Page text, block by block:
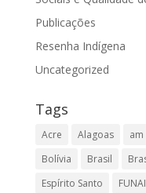
Publicações
Resenha Indígena
Uncategorized
Tags
Acre Alagoas am
Bolívia
Brasil
Espírito Santo
FUNAI